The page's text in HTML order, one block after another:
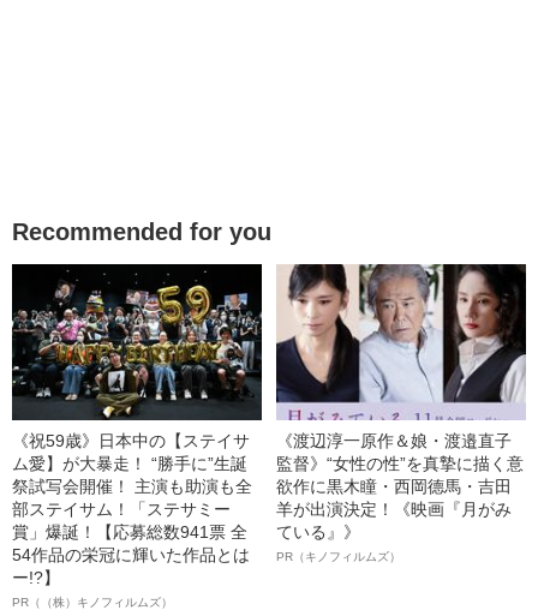
Recommended for you
《祝59歳》日本中の【ステイサ
ム愛】が大暴走！ “勝手に”生誕
祭試写会開催！ 主演も助演も全
部ステイサム！「ステサミー
賞」爆誕！【応募総数941票 全
54作品の栄冠に輝いた作品とは
ー!?】
PR（（株）キノフィルムズ）
《渡辺淳一原作＆娘・渡邉直子
監督》“女性の性”を真摯に描く意
欲作に黒木瞳・西岡德馬・吉田
羊が出演決定！《映画『月がみ
ている』》
PR（キノフィルムズ）